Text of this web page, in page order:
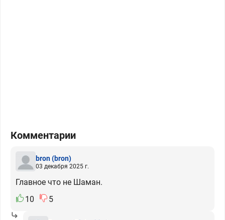
Комментарии
bron(bron)
03 декабря 2025 г.
Главное что не Шаман.
10
5